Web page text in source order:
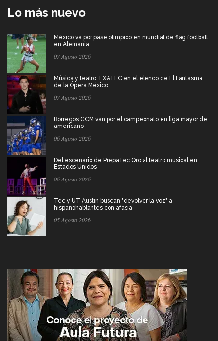
Lo más nuevo
México va por pase olímpico en mundial de flag football
en Alemania
07 Agosto 2026
Música y teatro: EXATEC en el elenco de El Fantasma
de la Ópera México
07 Agosto 2026
Borregos CCM van por el campeonato en liga mayor de
americano
06 Agosto 2026
Del escenario de PrepaTec Qro al teatro musical en
Estados Unidos
06 Agosto 2026
Tec y UT Austin buscan "devolver la voz" a
hispanohablantes con afasia
05 Agosto 2026